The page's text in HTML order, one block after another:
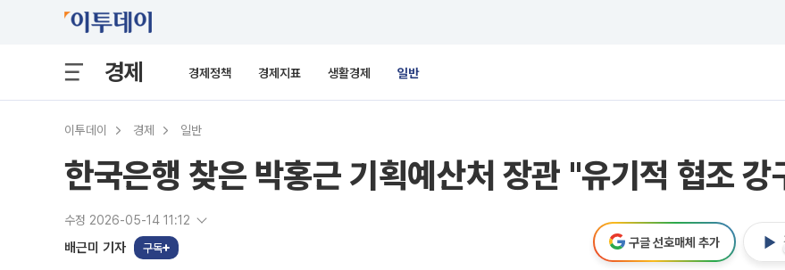
경제 경제정책 경제지표 생활경제 일반
이투데이 경제 일반
한국은행 찾은 박홍근 기획예산처 장관 "유기적 협조 강
수정 2026-05-14 11:12
배근미 기자 구독 구글 선호매체 추가